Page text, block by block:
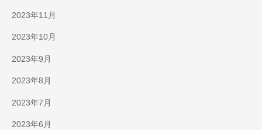
2023年11月
2023年10月
2023年9月
2023年8月
2023年7月
2023年6月